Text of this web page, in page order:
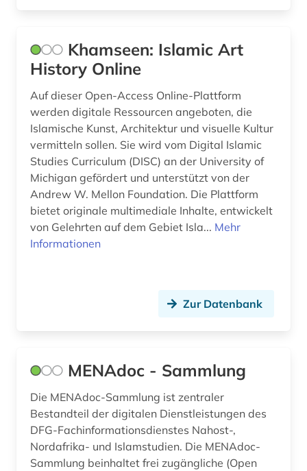
Khamseen: Islamic Art
History Online
Auf dieser Open-Access Online-Plattform
werden digitale Ressourcen angeboten, die
Islamische Kunst, Architektur und visuelle Kultur
vermitteln sollen. Sie wird vom Digital Islamic
Studies Curriculum (DISC) an der University of
Michigan gefördert und unterstützt von der
Andrew W. Mellon Foundation. Die Plattform
bietet originale multimediale Inhalte, entwickelt
von Gelehrten auf dem Gebiet Isla... Mehr
Informationen
Zur Datenbank
MENAdoc - Sammlung
Die MENAdoc-Sammlung ist zentraler
Bestandteil der digitalen Dienstleistungen des
DFG-Fachinformationsdienstes Nahost-,
Nordafrika- und Islamstudien. Die MENAdoc-
Sammlung beinhaltet frei zugängliche (Open